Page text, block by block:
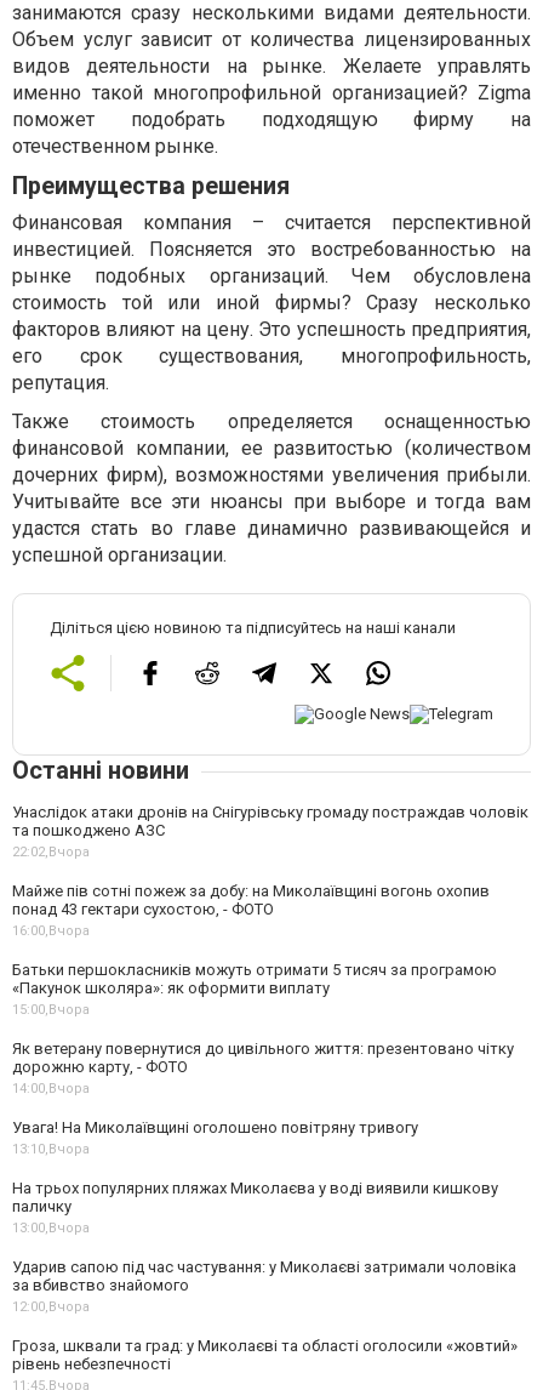
занимаются сразу несколькими видами деятельности.
Объем услуг зависит от количества лицензированных
видов деятельности на рынке. Желаете управлять
именно такой многопрофильной организацией? Zigma
поможет подобрать подходящую фирму на
отечественном рынке.
Преимущества решения
Финансовая компания – считается перспективной
инвестицией. Поясняется это востребованностью на
рынке подобных организаций. Чем обусловлена
стоимость той или иной фирмы? Сразу несколько
факторов влияют на цену. Это успешность предприятия,
его срок существования, многопрофильность,
репутация.
Также стоимость определяется оснащенностью
финансовой компании, ее развитостью (количеством
дочерних фирм), возможностями увеличения прибыли.
Учитывайте все эти нюансы при выборе и тогда вам
удастся стать во главе динамично развивающейся и
успешной организации.
Діліться цією новиною та підписуйтесь на наші канали
Останні новини
Унаслідок атаки дронів на Снігурівську громаду постраждав чоловік
та пошкоджено АЗС
22:02, Вчора
Майже пів сотні пожеж за добу: на Миколаївщині вогонь охопив
понад 43 гектари сухостою, - ФОТО
16:00, Вчора
Батьки першокласників можуть отримати 5 тисяч за програмою
«Пакунок школяра»: як оформити виплату
15:00, Вчора
Як ветерану повернутися до цивільного життя: презентовано чітку
дорожню карту, - ФОТО
14:00, Вчора
Увага! На Миколаївщині оголошено повітряну тривогу
13:10, Вчора
На трьох популярних пляжах Миколаєва у воді виявили кишкову
паличку
13:00, Вчора
Ударив сапою під час частування: у Миколаєві затримали чоловіка
за вбивство знайомого
12:00, Вчора
Гроза, шквали та град: у Миколаєві та області оголосили «жовтий»
рівень небезпечності
11:45, Вчора